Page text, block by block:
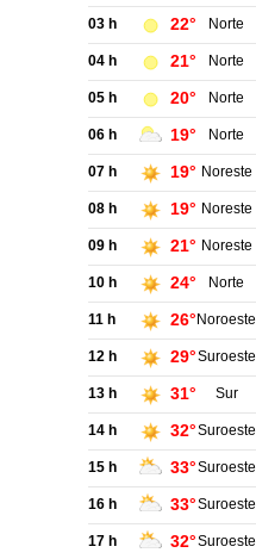
03 h 22° Norte
04 h 21° Norte
05 h 20° Norte
06 h 19° Norte
07 h 19° Noreste
08 h 19° Noreste
09 h 21° Noreste
10 h 24° Norte
11 h 26° Noroeste
12 h 29°Suroeste
13 h 31° Sur
14 h 32°Suroeste
15 h 33°Suroeste
16 h 33°Suroeste
17 h 32°Suroeste